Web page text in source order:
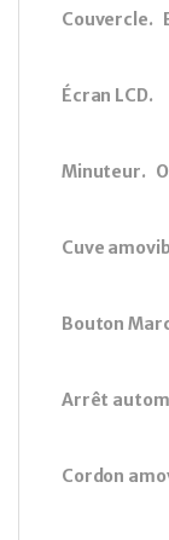
Couvercle.
Écran LCD.
Minuteur.
Cuve
Bouton
Arrêt
Cordon